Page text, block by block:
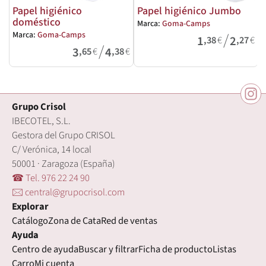
Papel higiénico
doméstico
Marca: Goma-Camps
3,65€/4,38€
Papel higiénico Jumbo
Marca: Goma-Camps
1,38€/2,27€
Grupo Crisol
IBECOTEL, S.L.
Gestora del Grupo CRISOL
C/ Verónica, 14 local
50001 · Zaragoza (España)
☎ Tel. 976 22 24 90
🖂 central@grupocrisol.com
Explorar
CatálogoZona de CataRed de ventas
Ayuda
Centro de ayudaBuscar y filtrarFicha de productoListas